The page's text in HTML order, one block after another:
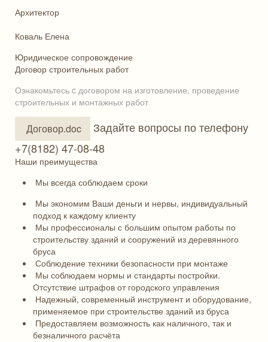
Архитектор
Коваль Елена
Юридическое сопровождение
Договор строительных работ
Ознакомьтесь c договором на изготовление, проведение
строительных и монтажных работ
Договор.doc
Задайте вопросы по телефону
+7(8182) 47-08-48
Наши преимущества
Мы всегда соблюдаем сроки
Мы экономим Ваши деньги и нервы, индивидуальный
подход к каждому клиенту
Мы профессионалы с большим опытом работы по
строительству зданий и сооружений из деревянного
бруса
Соблюдение техники безопасности при монтаже
Мы соблюдаем нормы и стандарты постройки.
Отсутствие штрафов от городского управления
Надежный, современный инструмент и оборудование,
применяемое при строительстве зданий из бруса
Предоставляем возможность как наличного, так и
безналичного расчёта